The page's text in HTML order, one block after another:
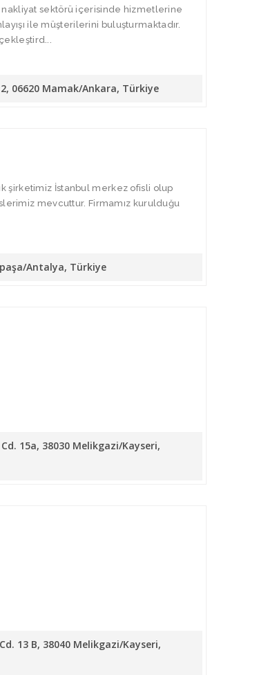
sektörü içerisinde hizmetlerine
ile müşterilerini buluşturmaktadır.
06620 Mamak/Ankara, Türkiye
şirketimiz İstanbul merkez ofisli olup
mevcuttur. Firmamız kurulduğu
Antalya, Türkiye
15a, 38030 Melikgazi/Kayseri,
13 B, 38040 Melikgazi/Kayseri,